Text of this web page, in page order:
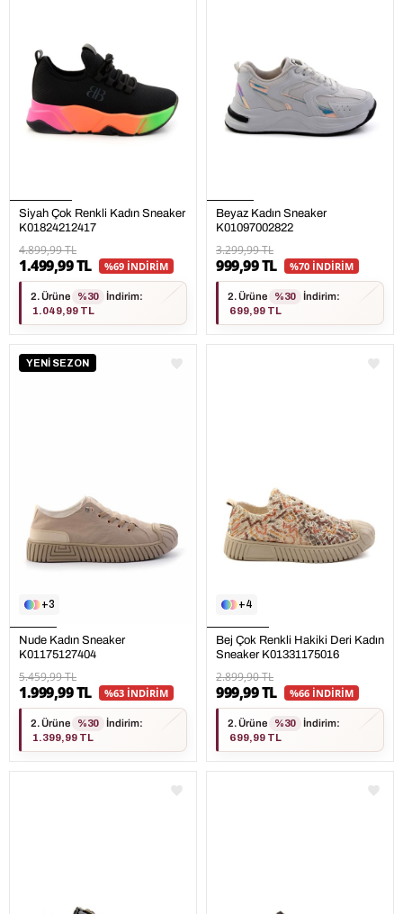
Siyah Çok Renkli Kadın Sneaker
K01824212417
4.899,99 TL
1.499,99 TL %69 İNDİRİM
2. Ürüne %30 İndirim:
1.049,99 TL
Beyaz Kadın Sneaker
K01097002822
3.299,99 TL
999,99 TL %70 İNDİRİM
2. Ürüne %30 İndirim:
699,99 TL
YENİ SEZON
3
Nude Kadın Sneaker
K01175127404
5.459,99 TL
1.999,99 TL %63 İNDİRİM
2. Ürüne %30 İndirim:
1.399,99 TL
4
Bej Çok Renkli Hakiki Deri Kadın
Sneaker K01331175016
2.899,90 TL
999,99 TL %66 İNDİRİM
2. Ürüne %30 İndirim:
699,99 TL